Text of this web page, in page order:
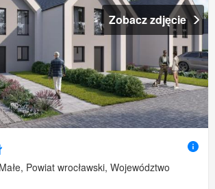
Zobacz zdjęcie
Powiat wrocławski, Województwo